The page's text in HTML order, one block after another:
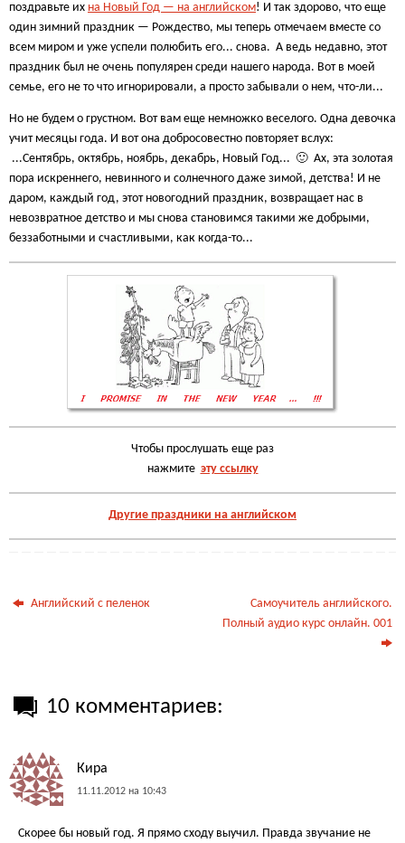
поздравьте их на Новый Год — на английском! И так здорово, что еще
один зимний праздник — Рождество, мы теперь отмечаем вместе со
всем миром и уже успели полюбить его... снова. А ведь недавно, этот
праздник был не очень популярен среди нашего народа. Вот в моей
семье, его не то что игнорировали, а просто забывали о нем, что-ли...
Но не будем о грустном. Вот вам еще немножко веселого. Одна девочка
учит месяцы года. И вот она добросовестно повторяет вслух:
...Сентябрь, октябрь, ноябрь, декабрь, Новый Год... 🙂 Ах, эта золотая
пора искреннего, невинного и солнечного даже зимой, детства! И не
даром, каждый год, этот новогодний праздник, возвращает нас в
невозвратное детство и мы снова становимся такими же добрыми,
беззаботными и счастливыми, как когда-то...
Чтобы прослушать еще раз
нажмите эту ссылку
Другие праздники на английском
Английский с пеленок
Самоучитель английского.
Полный аудио курс онлайн. 001
10 комментариев:
Кира
11.11.2012 на 10:43
Скорее бы новый год. Я прямо сходу выучил. Правда звучание не